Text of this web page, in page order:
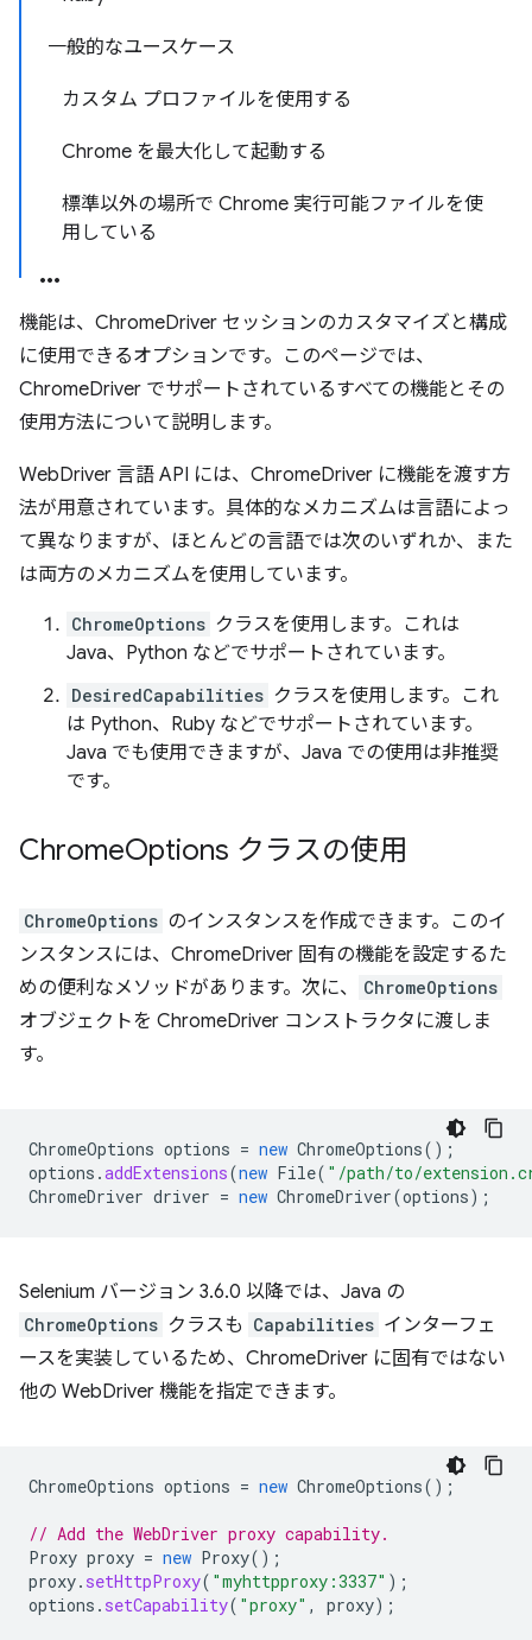
一般的なユースケース
カスタム プロファイルを使用する
Chrome を最大化して起動する
標準以外の場所で Chrome 実行可能ファイルを使
用している
機能は、ChromeDriver セッションのカスタマイズと構成
に使用できるオプションです。このページでは、
ChromeDriver でサポートされているすべての機能とその
使用方法について説明します。
WebDriver 言語 API には、ChromeDriver に機能を渡す方
法が用意されています。具体的なメカニズムは言語によっ
て異なりますが、ほとんどの言語では次のいずれか、また
は両方のメカニズムを使用しています。
ChromeOptions クラスを使用します。これは
Java、Python などでサポートされています。
DesiredCapabilities クラスを使用します。これ
は Python、Ruby などでサポートされています。
Java でも使用できますが、Java での使用は非推奨
です。
ChromeOptions クラスの使用
ChromeOptions のインスタンスを作成できます。このイ
ンスタンスには、ChromeDriver 固有の機能を設定するた
めの便利なメソッドがあります。次に、
ChromeOptions
オブジェクトを ChromeDriver コンストラクタに渡しま
す。
ChromeOptions options = new ChromeOptions();
options .addExtensions(new File( "/path/to/
ChromeDriver driver = new ChromeDriver(options);
Selenium バージョン 3.6.0 以降では、Java の
ChromeOptions クラスも Capabilities インターフェ
ースを実装しているため、ChromeDriver に固有ではない
他の WebDriver 機能を指定できます。
ChromeOptions options = new ChromeOptions();
// Add the WebDriver proxy capability.
Proxy proxy = new Proxy();
proxy. setHttpProxy( "myhttpproxy:3337" );
options . setCapability( "proxy" , proxy);